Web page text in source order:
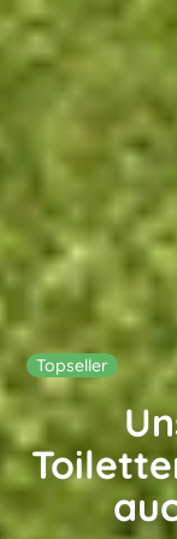
Topseller